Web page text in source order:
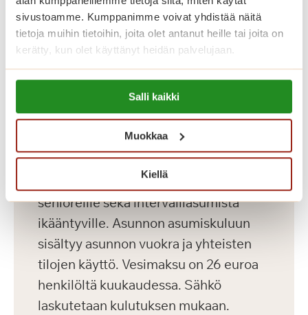
sivustoamme. Kumppanimme voivat yhdistää näitä
tietoja muihin tietoihin, joita olet antanut heille tai joita on
kerätty, kun olet käyttänyt heidän palvelujaan.
Lue lisää evästeistä:
https://sagacare.fi/evasteet/
Salli kaikki
Muokkaa
Kiellä
Viihtyisissä yhteistiloissa ovat upeat
talvipuutarhat, ravintoloita, kirjasto,
saunaosasto sisä- ja ulkoaltaineen.
Saga-palvelutalon asunnoissa asut
turvallisesti ja saat apua aina, kun sitä
tarvitset.
Saga Kaskenniitty tarjoaa viihtyisää ja
laadukasta vuokra-asumista aktiivisille
senioreille sekä intervalliasumista
ikääntyville. Asunnon asumiskuluun
sisältyy asunnon vuokra ja yhteisten
tilojen käyttö. Vesimaksu on 26 euroa
henkilöltä kuukaudessa. Sähkö
laskutetaan kulutuksen mukaan.